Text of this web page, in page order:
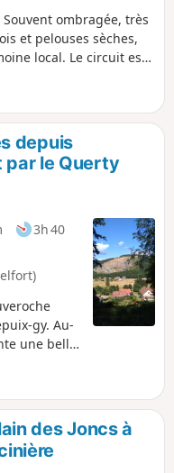
ombragée, très
et pelouses sèches,
local. Le circuit est
depuis
par le Querty
3h 40
gy. Au-
une belle
Saint-
ombragé
long dudes Joncs à